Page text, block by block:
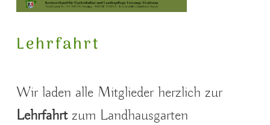
Lehrfahrt
Wir laden alle Mitglieder herzlich zur
Lehrfahrtzum Landhausgarten